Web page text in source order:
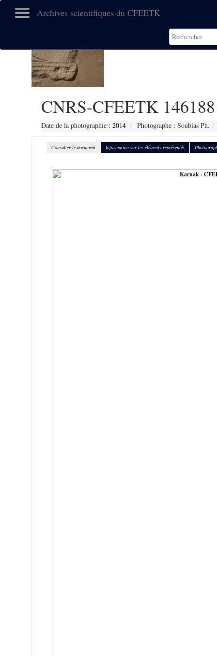
Archives scientifiques du CFEETK
CNRS-CFEETK 146188
Date de la photographie : 2014 Photographe : Soubias Ph.
Consulter le document Information sur les éléments représentés